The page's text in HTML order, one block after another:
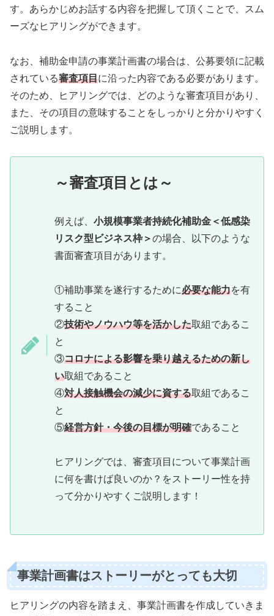
す。あらかじめお話する内容を把握して頂くことで、スム
ーズなヒアリングができます。
なお、補助金申請の事業計画書の場合は、公募要領に記載
されている審査項目に沿った内容である必要があります。
そのため、ヒアリングでは、どのような審査項目があり、
また、その項目の意味することをしっかりと分かりやすく
ご説明します。
～審査項目とは～
例えば、 小規模事業者持続化補助金＜低感染
リスク型ビジネス枠＞の場合、以下のような
書面審査項目があります。
①補助事業を遂行するために必要な能力を有
すること
②技術やノウハウ等を活かした取組であるこ
と
③コロナによる影響を乗り越えるための新し
い取組であること
④対人接触機会の減少に資する取組であるこ
と
⑤経営方針・今後の目標が明確であること
ヒアリングでは、審査項目について事業計画
に何を書けば良いのか？をストーリー性を持
って分かりやすくご説明します！
事業計画書はストーリーがとっても大切
ヒアリングの内容を踏まえ、事業計画書を作成していきま